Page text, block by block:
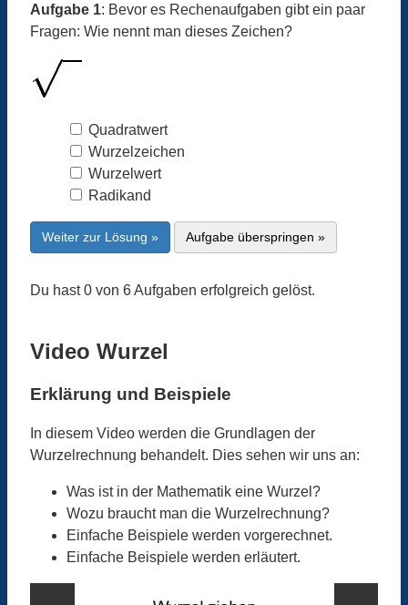
Aufgabe 1: Bevor es Rechenaufgaben gibt ein paar
Fragen: Wie nennt man dieses Zeichen?
Quadratwert
Wurzelzeichen
Wurzelwert
Radikand
Weiter zur Lösung » Aufgabe überspringen »
Du hast 0 von 6 Aufgaben erfolgreich gelöst.
Video Wurzel
Erklärung und Beispiele
In diesem Video werden die Grundlagen der
Wurzelrechnung behandelt. Dies sehen wir uns an:
Was ist in der Mathematik eine Wurzel?
Wozu braucht man die Wurzelrechnung?
Einfache Beispiele werden vorgerechnet.
Einfache Beispiele werden erläutert.